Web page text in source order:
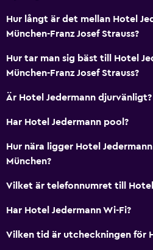
Familjerum
Utsikt över innergården
Sammanlänkade rum tillgängliga
Telefon
Heltäckningsmatta
Förvaring
Restauranger
Elektrisk vattenkokare
Hur långt är det mellan Hotel
München-Franz Josef Strauss?
Hur tar man sig bäst till Hotel
München-Franz Josef Strauss?
Är Hotel Jedermann djurvänligt?
Har Hotel Jedermann pool?
Hur nära ligger Hotel
München?
Vilket är telefonnumret till Hotel
Har Hotel Jedermann Wi-Fi?
Vilken tid är utcheckningen för